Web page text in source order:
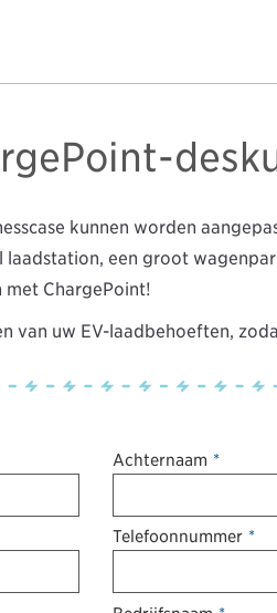
kunnen worden
een groot
ChargePoint!
van uw EV-laadbehoeften,
*
Achternaam
*
Telefoonnummer